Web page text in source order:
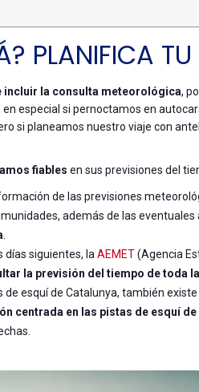
PLANIFICA
incluir la consulta meteorológica,
especial si pernoctamos en
si planeamos nuestro viaje con
fiables en sus previsiones del
de las previsiones
además de las eventuales
días siguientes, la AEMET(Agencia
la previsión del tiempo de toda
esquí de Catalunya, también existe
centrada en las pistas de esquí